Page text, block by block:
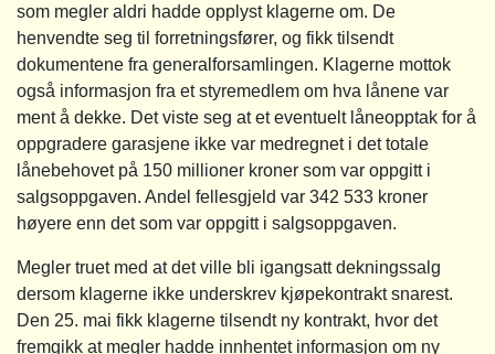
som megler aldri hadde opplyst klagerne om. De
henvendte seg til forretningsfører, og fikk tilsendt
dokumentene fra generalforsamlingen. Klagerne mottok
også informasjon fra et styremedlem om hva lånene var
ment å dekke. Det viste seg at et eventuelt låneopptak for å
oppgradere garasjene ikke var medregnet i det totale
lånebehovet på 150 millioner kroner som var oppgitt i
salgsoppgaven. Andel fellesgjeld var 342 533 kroner
høyere enn det som var oppgitt i salgsoppgaven.
Megler truet med at det ville bli igangsatt dekningssalg
dersom klagerne ikke underskrev kjøpekontrakt snarest.
Den 25. mai fikk klagerne tilsendt ny kontrakt, hvor det
fremgikk at megler hadde innhentet informasjon om ny